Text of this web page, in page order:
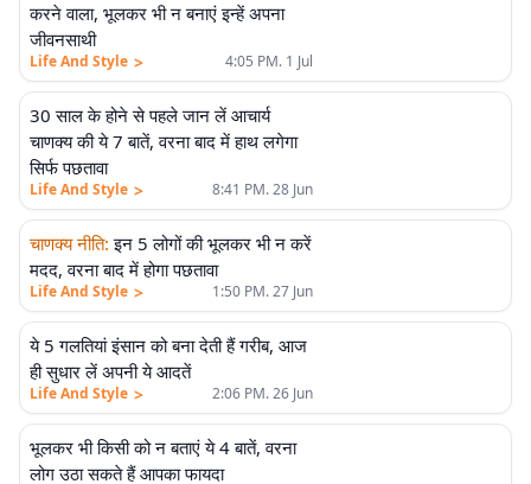
करने वाला, भूलकर भी न बनाएं इन्हें अपना
जीवनसाथी
Life And Style > 4:05 PM. 1 Jul
30 साल के होने से पहले जान लें आचार्य
चाणक्य की ये 7 बातें, वरना बाद में हाथ लगेगा
सिर्फ पछतावा
Life And Style > 8:41 PM. 28 Jun
चाणक्य नीति: इन 5 लोगों की भूलकर भी न करें
मदद, वरना बाद में होगा पछतावा
Life And Style > 1:50 PM. 27 Jun
ये 5 गलतियां इंसान को बना देती हैं गरीब, आज
ही सुधार लें अपनी ये आदतें
Life And Style > 2:06 PM. 26 Jun
भूलकर भी किसी को न बताएं ये 4 बातें, वरना
लोग उठा सकते हैं आपका फायदा